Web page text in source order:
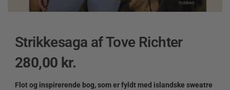
Strikkesaga af Tove Richter
280,00 kr.
Flot og inspirerende bog, som er fyldt med islandske sweatre